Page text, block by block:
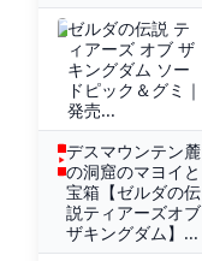
ゼルダの伝説 テ
ィアーズ オブ ザ
キングダム ソー
ドピック＆グミ｜
発売...
デスマウンテン麓
の洞窟のマヨイと
宝箱【ゼルダの伝
説ティアーズオブ
ザキングダム】...